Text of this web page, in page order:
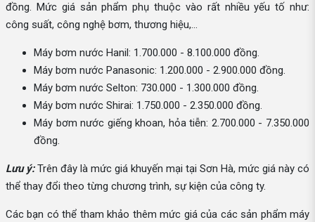
đồng. Mức giá sản phẩm phụ thuộc vào rất nhiều yếu tố như:
công suất, công nghệ bơm, thương hiệu,...
Máy bơm nước Hanil: 1.700.000 - 8.100.000 đồng.
Máy bơm nước Panasonic: 1.200.000 - 2.900.000 đồng.
Máy bơm nước Selton: 730.000 - 1.300.000 đồng.
Máy bơm nước Shirai: 1.750.000 - 2.350.000 đồng.
Máy bơm nước giếng khoan, hỏa tiễn: 2.700.000 - 7.350.000
đồng.
Lưu ý:Trên đây là mức giá khuyến mại tại Sơn Hà, mức giá này có
thể thay đổi theo từng chương trình, sự kiện của công ty.
Các bạn có thể tham khảo thêm mức giá của các sản phẩm máy